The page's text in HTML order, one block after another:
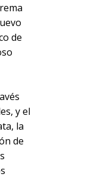
de
y el
la
de